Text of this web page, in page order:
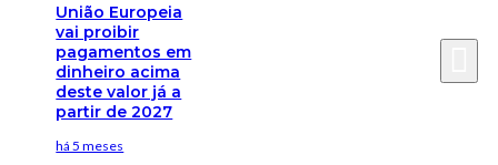
União Europeia
vai proibir
pagamentos em
dinheiro acima
deste valor já a
partir de 2027
há 5 meses